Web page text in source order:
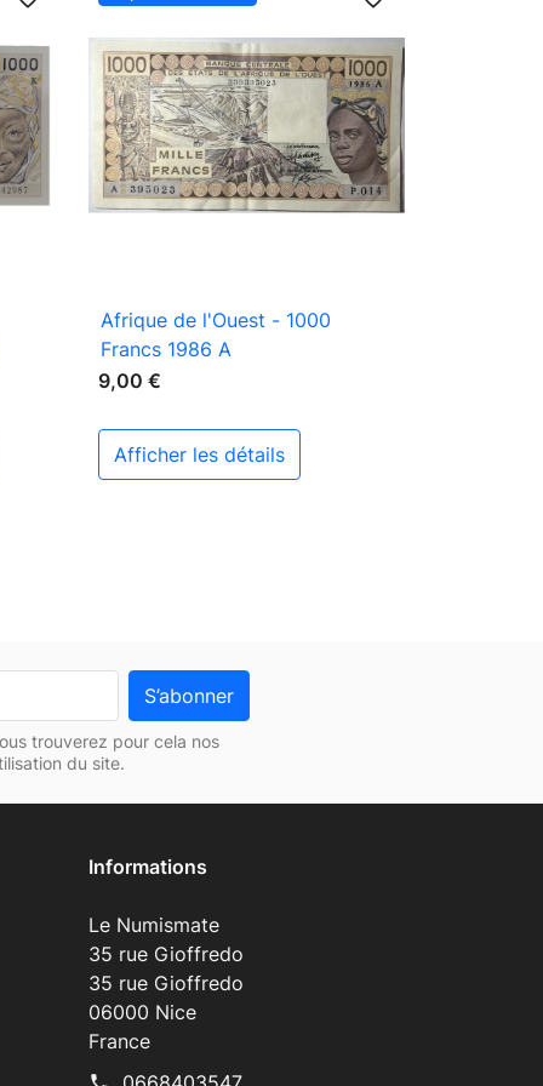
Aperçu rapide
Afrique de l'Ouest - 1000
Francs 1986 A
9,00 €
afficher les détails
trouverez pour cela nos
du site.
Informations
Le Numismate
35 rue Gioffredo
35 rue Gioffredo
06000 Nice
France